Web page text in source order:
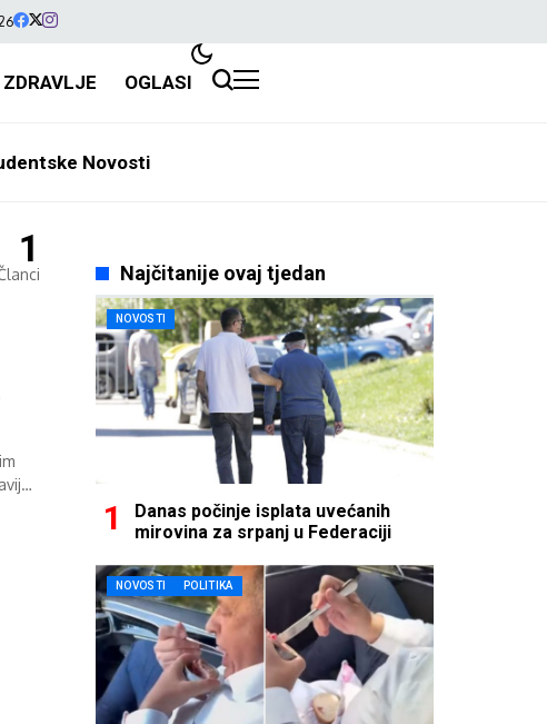
ZDRAVLJE OGLASI
Novosti
1
Najčitanije ovaj tjedan
NOVOSTI
Danas počinje isplata uvećanih
mirovina za srpanj u Federaciji
NOVOSTI POLITIKA